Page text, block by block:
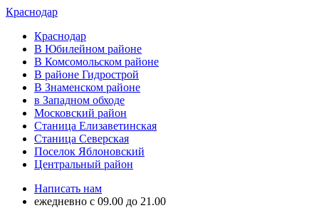
Краснодар
Краснодар
В Юбилейном районе
В Комсомольском районе
В районе Гидрострой
В Знаменском районе
в Западном обходе
Московский район
Станица Елизаветинская
Станица Северская
Поселок Яблоновский
Центральный район
Написать нам
ежедневно с 09.00 до 21.00